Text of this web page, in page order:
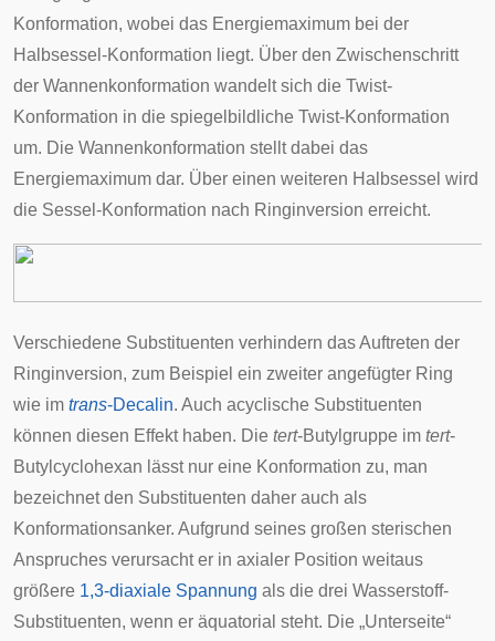
Konformation, wobei das Energiemaximum bei der
Halbsessel-Konformation liegt. Über den Zwischenschritt
der Wannenkonformation wandelt sich die Twist-
Konformation in die spiegelbildliche Twist-Konformation
um. Die Wannenkonformation stellt dabei das
Energiemaximum dar. Über einen weiteren Halbsessel wird
die Sessel-Konformation nach Ringinversion erreicht.
Verschiedene Substituenten verhindern das Auftreten der
Ringinversion, zum Beispiel ein zweiter angefügter Ring
wie im trans-Decalin. Auch acyclische Substituenten
können diesen Effekt haben. Die tert-Butylgruppe im tert-
Butylcyclohexan lässt nur eine Konformation zu, man
bezeichnet den Substituenten daher auch als
Konformationsanker. Aufgrund seines großen sterischen
Anspruches verursacht er in axialer Position weitaus
größere 1,3-diaxiale Spannung als die drei Wasserstoff-
Substituenten, wenn er äquatorial steht. Die „Unterseite“